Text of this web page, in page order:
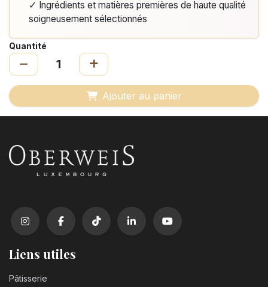
✓ Ingrédients et matières premières de haute qualité
soigneusement sélectionnés
Quantité
Ajouter au panier
Liens utiles
Pâtisserie